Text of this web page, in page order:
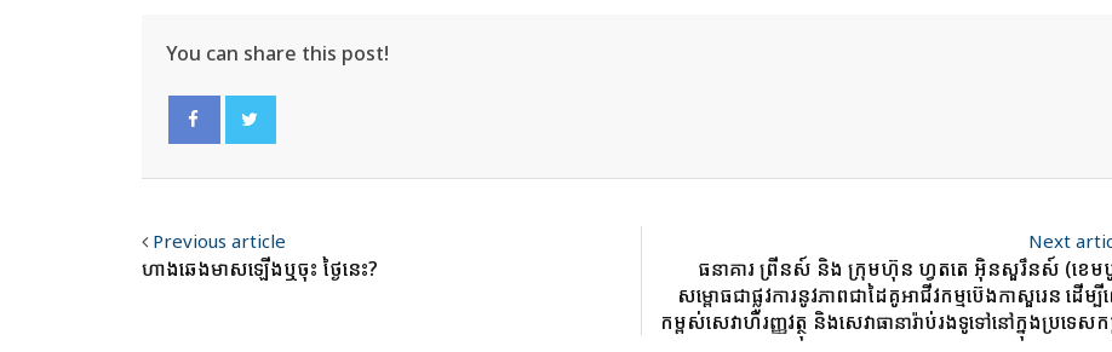
You can share this post!
Previous article
ហាងឆេងមាសឡើងឬចុះ ថ្ងៃនេះ?
Next
ធនាគារ ព្រីនស៍ និង ក្រុមហ៊ុន ហ្វតតេ អ៊ិនសួរឹនស៍ (ខេម
សម្ពោធជាផ្លូវការនូវភាពជាដៃគូអាជីវកម្មប៊េងកាសួរេន ដើម្
កម្ពស់សេវាហិរញ្ញវត្ថុ និងសេវាធានារ៉ាប់រងទូទៅនៅក្នុងប្រទេសក